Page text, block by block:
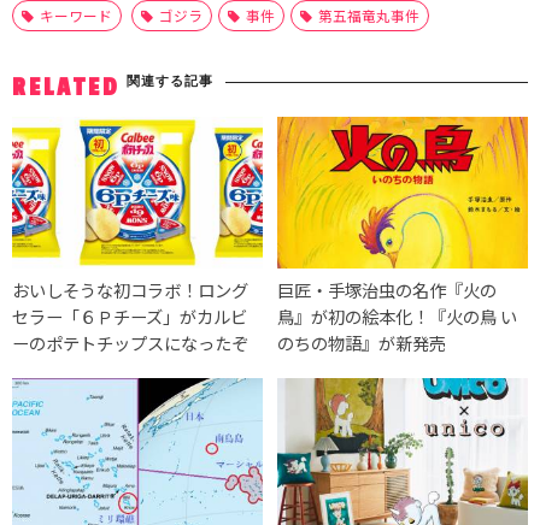
キーワード ゴジラ 事件 第五福竜丸事件
RELATED 関連する記事
おいしそうな初コラボ！ロング
セラー「６Ｐチーズ」がカルビ
ーのポテトチップスになったぞ
巨匠・手塚治虫の名作『火の
鳥』が初の絵本化！『火の鳥 い
のちの物語』が新発売